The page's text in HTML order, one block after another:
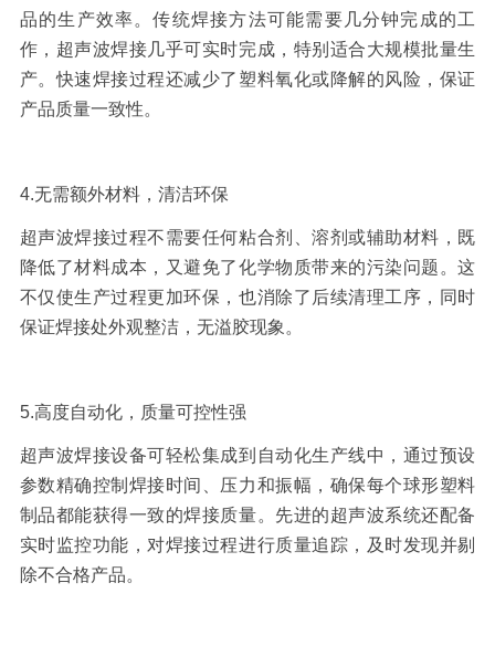
品的生产效率。传统焊接方法可能需要几分钟完成的工
作，超声波焊接几乎可实时完成，特别适合大规模批量生
产。快速焊接过程还减少了塑料氧化或降解的风险，保证
产品质量一致性。
4.无需额外材料，清洁环保
超声波焊接过程不需要任何粘合剂、溶剂或辅助材料，既
降低了材料成本，又避免了化学物质带来的污染问题。这
不仅使生产过程更加环保，也消除了后续清理工序，同时
保证焊接处外观整洁，无溢胶现象。
5.高度自动化，质量可控性强
超声波焊接设备可轻松集成到自动化生产线中，通过预设
参数精确控制焊接时间、压力和振幅，确保每个球形塑料
制品都能获得一致的焊接质量。先进的超声波系统还配备
实时监控功能，对焊接过程进行质量追踪，及时发现并剔
除不合格产品。